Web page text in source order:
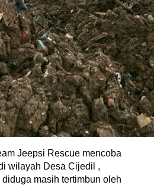
Jeepsi Rescue mencoba
wilayah Desa Cijedil ,
masih tertimbun oleh